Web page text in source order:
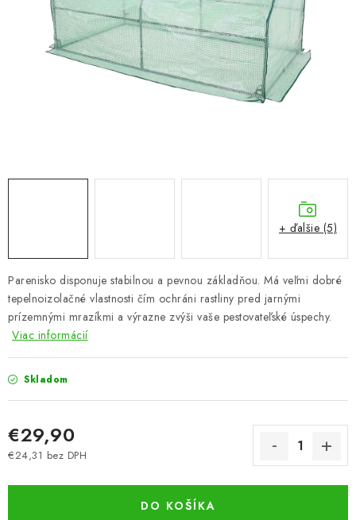
KOMPOSTÉRY
BETÓNOVÉ PLOTY
Parenisko disponuje stabilnou a pevnou základňou. Má veľmi dobré
tepelnoizolačné vlastnosti čím ochráni rastliny pred jarnými
prízemnými mrazíkmi a výrazne zvýši vaše pestovateľské úspechy.
Viac informácií
Skladom
€29,90
€24,31 bez DPH
DO KOŠÍKA
+ ďalšie (5)